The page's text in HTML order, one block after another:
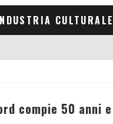
CULTURALE
compie 50 anni